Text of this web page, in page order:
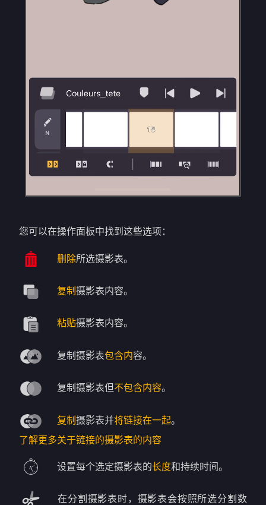
您可以在操作面板中找到这些选项：
删除所选摄影表。
复制摄影表内容。
粘贴摄影表内容。
复制摄影表包含内容。
复制摄影表但不包含内容。
复制摄影表并将链接在一起。
了解更多关于链接的摄影表的内容
设置每个选定摄影表的长度和持续时间。
在分割摄影表时，摄影表会按照所选分割数